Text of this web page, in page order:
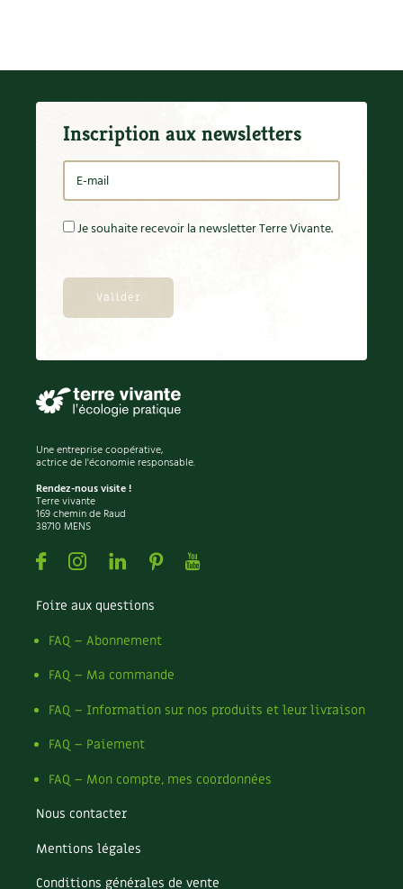
Inscription aux newsletters
Je souhaite recevoir la newsletter Terre Vivante.
Une entreprise coopérative,
actrice de l'économie responsable.
Rendez-nous visite !
Terre vivante
169 chemin de Raud
38710 MENS
FacebookInstagramLinkedin
PinterestYoutube
Foire aux questions
FAQ – Abonnement
FAQ – Ma commande
FAQ – Information sur nos produits et leur livraison
FAQ – Paiement
FAQ – Mon compte, mes coordonnées
Nous contacter
Mentions légales
Conditions générales de vente